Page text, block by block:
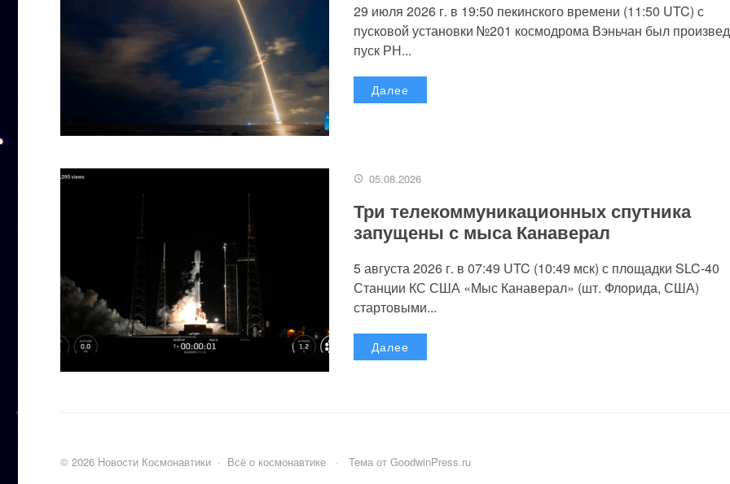
29 июля 2026 г. в 19:50 пекинского времени (11:50 UTC) с
пусковой установки №201 космодрома Вэньчан был
пуск РН...
Далее
05.08.2026
Три телекоммуникационных спутника
запущены с мыса Канаверал
5 августа 2026 г. в 07:49 UTC (10:49 мск) с площадки SLC-40
Станции КС США «Мыс Канаверал» (шт. Флорида, США)
стартовыми...
Далее
© 2026 Новости Космонавтики · Всё о космонавтике · Тема от GoodwinPress.ru